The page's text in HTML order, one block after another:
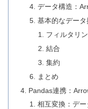
データ構造：
基本的なデータ
フィルタリ
結合
集約
まとめ
Pandas連携：
相互変換：デ